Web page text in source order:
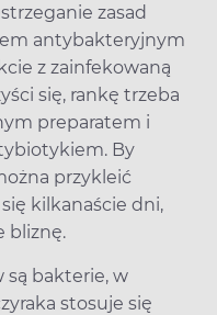
zasad
antybakteryjnym
z zainfekowaną
się, rankę trzeba
preparatem i
By
przykleić
kilkanaście dni,
bliznę.
są bakterie, w
stosuje się